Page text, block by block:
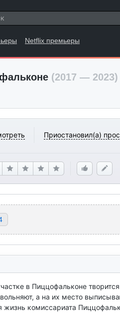
Netflix премьеры
(2017 — 2023)
Приостановил(а)
в Пиццофальконе
а на их место
комиссариата